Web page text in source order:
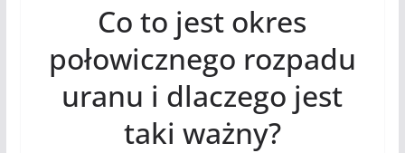
Co to jest okres
połowicznego rozpadu
uranu i dlaczego jest
taki ważny?